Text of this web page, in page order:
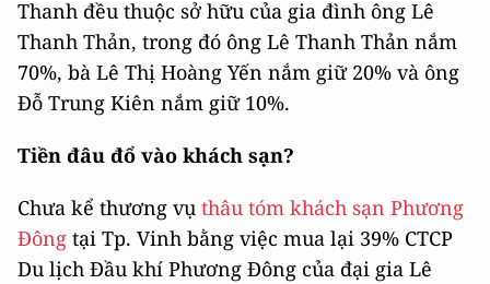
Thanh đều thuộc sở hữu của gia đình ông Lê
Thanh Thản, trong đó ông Lê Thanh Thản nắm
70%, bà Lê Thị Hoàng Yến nắm giữ 20% và ông
Đỗ Trung Kiên nắm giữ 10%.
Tiền đâu đổ vào khách sạn?
Chưa kể thương vụ thâu tóm khách sạn Phương
Đông tại Tp. Vinh bằng việc mua lại 39% CTCP
Du lịch Đầu khí Phương Đông của đại gia Lê